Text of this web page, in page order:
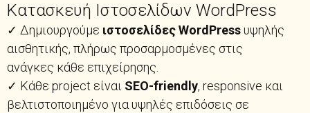
Κατασκευή Ιστοσελίδων WordPress
✓ Δημιουργούμε ιστοσελίδες WordPressυψηλής
αισθητικής, πλήρως προσαρμοσμένες στις
ανάγκες κάθε επιχείρησης.
✓ Κάθε project είναι SEO-friendly, responsive και
βελτιστοποιημένο για υψηλές επιδόσεις σε